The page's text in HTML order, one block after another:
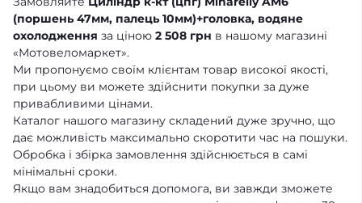
(поршень 47мм, палець 10мм)+головка, водяне
охолодження за ціною 2 508 грн в нашому магазині
«Мотовеломаркет».
Ми пропонуємо своїм клієнтам товар високої якості,
при цьому ви можете здійснити покупки за дуже
привабливими цінами.
Каталог нашого магазину складений дуже зручно, що
дає можливість максимально скоротити час на пошуки.
Обробка і збірка замовлення здійснюється в самі
мінімальні сроки.
Якщо вам знадобиться допомога, ви завжди зможете